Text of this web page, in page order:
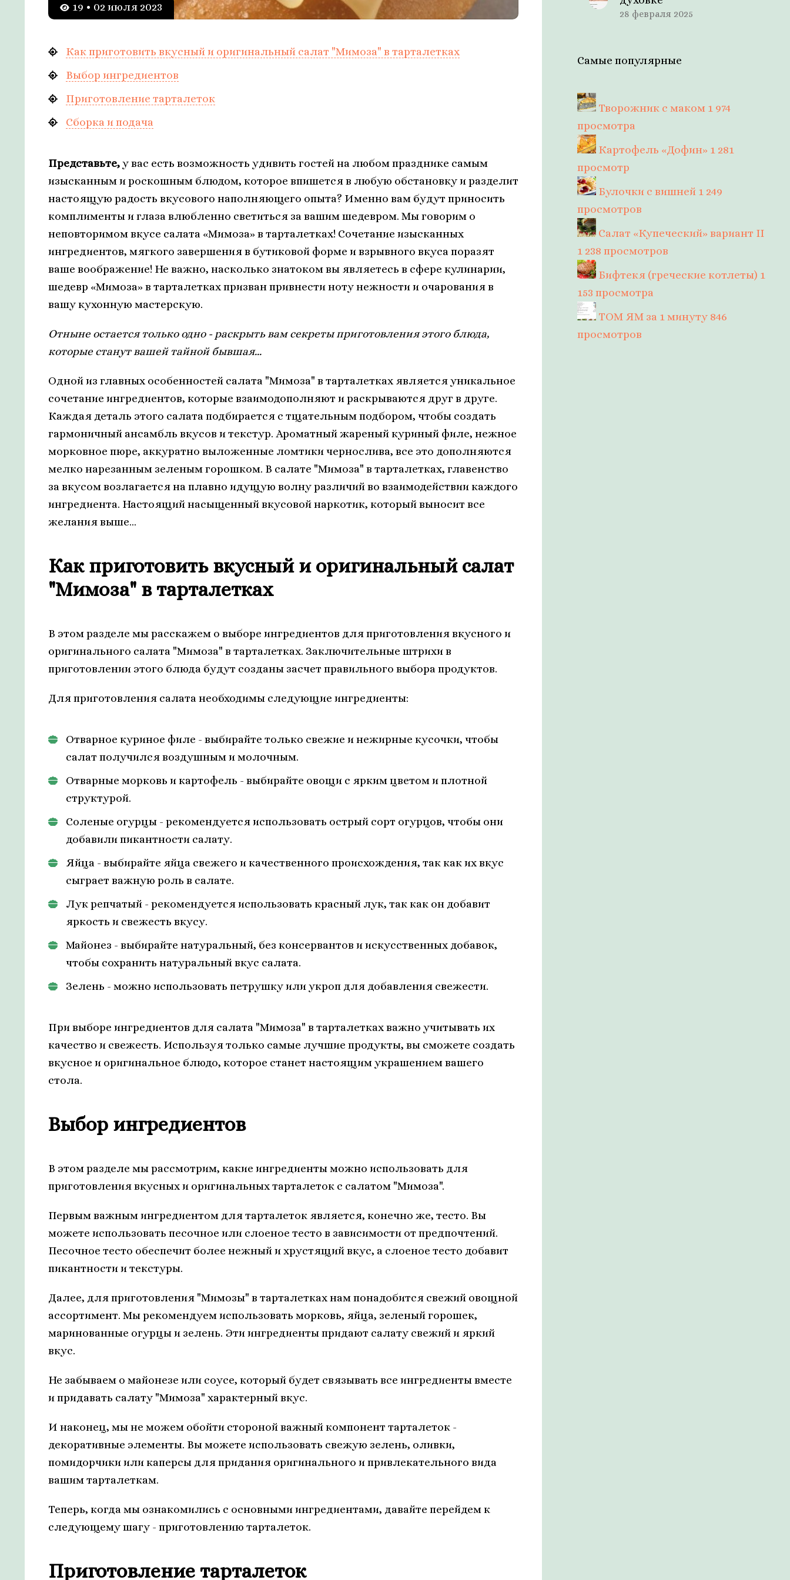
19 • 02 июля 2023
Как приготовить вкусный и оригинальный салат "Мимоза" в тарталетках
Выбор ингредиентов
Приготовление тарталеток
Сборка и подача
Представьте,у вас есть возможность удивить гостей на любом празднике самым
изысканным и роскошным блюдом, которое впишется в любую обстановку и разделит
настоящую радость вкусового наполняющего опыта? Именно вам будут приносить
комплименты и глаза влюбленно светиться за вашим шедевром. Мы говорим о
неповторимом вкусе салата «Мимоза» в тарталетках! Сочетание изысканных
ингредиентов, мягкого завершения в бутиковой форме и взрывного вкуса поразят
ваше воображение! Не важно, насколько знатоком вы являетесь в сфере кулинарии,
шедевр «Мимоза» в тарталетках призван привнести ноту нежности и очарования в
вашу кухонную мастерскую.
Отныне остается только одно - раскрыть вам секреты приготовления этого блюда,
которые станут вашей тайной бывшая...
Одной из главных особенностей салата "Мимоза" в тарталетках является уникальное
сочетание ингредиентов, которые взаимодополняют и раскрываются друг в друге.
Каждая деталь этого салата подбирается с тщательным подбором, чтобы создать
гармоничный ансамбль вкусов и текстур. Ароматный жареный куриный филе, нежное
морковное пюре, аккуратно выложенные ломтики чернослива, все это дополняются
мелко нарезанным зеленым горошком. В салате "Мимоза" в тарталетках, главенство
за вкусом возлагается на плавно идущую волну различий во взаимодействии каждого
ингредиента. Настоящий насыщенный вкусовой наркотик, который выносит все
желания выше...
Как приготовить вкусный и оригинальный салат
"Мимоза" в тарталетках
В этом разделе мы расскажем о выборе ингредиентов для приготовления вкусного и
оригинального салата "Мимоза" в тарталетках. Заключительные штрихи в
приготовлении этого блюда будут созданы засчет правильного выбора продуктов.
Для приготовления салата необходимы следующие ингредиенты:
Отварное куриное филе - выбирайте только свежие и нежирные кусочки, чтобы
салат получился воздушным и молочным.
Отварные морковь и картофель - выбирайте овощи с ярким цветом и плотной
структурой.
Соленые огурцы - рекомендуется использовать острый сорт огурцов, чтобы они
добавили пикантности салату.
Яйца - выбирайте яйца свежего и качественного происхождения, так как их вкус
сыграет важную роль в салате.
Лук репчатый - рекомендуется использовать красный лук, так как он добавит
яркость и свежесть вкусу.
Майонез - выбирайте натуральный, без консервантов и искусственных добавок,
чтобы сохранить натуральный вкус салата.
Зелень - можно использовать петрушку или укроп для добавления свежести.
При выборе ингредиентов для салата "Мимоза" в тарталетках важно учитывать их
качество и свежесть. Используя только самые лучшие продукты, вы сможете создать
вкусное и оригинальное блюдо, которое станет настоящим украшением вашего
стола.
Выбор ингредиентов
В этом разделе мы рассмотрим, какие ингредиенты можно использовать для
приготовления вкусных и оригинальных тарталеток с салатом "Мимоза".
Первым важным ингредиентом для тарталеток является, конечно же, тесто. Вы
можете использовать песочное или слоеное тесто в зависимости от предпочтений.
Песочное тесто обеспечит более нежный и хрустящий вкус, а слоеное тесто добавит
пикантности и текстуры.
Далее, для приготовления "Мимозы" в тарталетках нам понадобится свежий овощной
ассортимент. Мы рекомендуем использовать морковь, яйца, зеленый горошек,
маринованные огурцы и зелень. Эти ингредиенты придают салату свежий и яркий
вкус.
Не забываем о майонезе или соусе, который будет связывать все ингредиенты вместе
и придавать салату "Мимоза" характерный вкус.
И наконец, мы не можем обойти стороной важный компонент тарталеток -
декоративные элементы. Вы можете использовать свежую зелень, оливки,
помидорчики или каперсы для придания оригинального и привлекательного вида
вашим тарталеткам.
Теперь, когда мы ознакомились с основными ингредиентами, давайте перейдем к
следующему шагу - приготовлению тарталеток.
Приготовление тарталеток
28 февраля 2025
Самые популярные
Творожник с маком 1 974
просмотра
Картофель «Дофин» 1 281
просмотр
Булочки с вишней 1 249
просмотров
Салат «Купеческий» вариант II
1 238 просмотров
Бифтекя (греческие котлеты) 1
153 просмотра
ТОМ ЯМ за 1 минуту 846
просмотров